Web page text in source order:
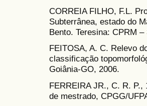
CORREIA FILHO, F.L.
Subterrânea, estado do
Bento. Teresina: CPRM
FEITOSA, A. C. Relevo
classificação
Goiânia-GO, 2006.
FERREIRA JR., C. R.
de mestrado, CPGG/